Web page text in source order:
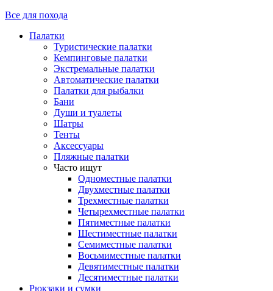
Все для похода
Палатки
Туристические палатки
Кемпинговые палатки
Экстремальные палатки
Автоматические палатки
Палатки для рыбалки
Бани
Души и туалеты
Шатры
Тенты
Аксессуары
Пляжные палатки
Часто ищут
Одноместные палатки
Двухместные палатки
Трехместные палатки
Четырехместные палатки
Пятиместные палатки
Шестиместные палатки
Семиместные палатки
Восьмиместные палатки
Девятиместные палатки
Десятиместные палатки
Рюкзаки и сумки